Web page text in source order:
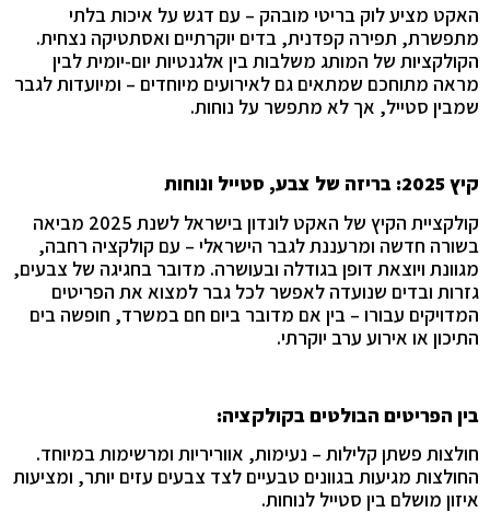
האקט מציע לוק בריטי מובהק – עם דגש על איכות בלתי
מתפשרת, תפירה קפדנית, בדים יוקרתיים ואסתטיקה נצחית.
הקולקציות של המותג משלבות בין אלגנטיות יום-יומית לבין
מראה מתוחכם שמתאים גם לאירועים מיוחדים – ומיועדות לגבר
שמבין סטייל, אך לא מתפשר על נוחות.
קיץ 2025: בריזה של צבע, סטייל ונוחות
קולקציית הקיץ של האקט לונדון בישראל לשנת 2025 מביאה
בשורה חדשה ומרעננת לגבר הישראלי – עם קולקציה רחבה,
מגוונת ויוצאת דופן בגודלה ובעושרה. מדובר בחגיגה של צבעים,
גזרות ובדים שנועדה לאפשר לכל גבר למצוא את הפריטים
המדויקים עבורו – בין אם מדובר ביום חם במשרד, חופשה בים
התיכון או אירוע ערב יוקרתי.
בין הפריטים הבולטים בקולקציה:
חולצות פשתן קלילות – נעימות, אווריריות ומרשימות במיוחד.
החולצות מגיעות בגוונים טבעיים לצד צבעים עזים יותר, ומציעות
איזון מושלם בין סטייל לנוחות.